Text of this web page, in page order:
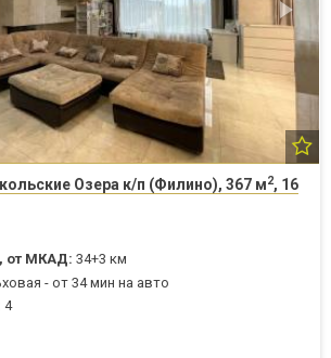
Озера к/п (Филино), 367 м2, 16
от МКАД: 34+3 км
- от 34 мин на авто
4